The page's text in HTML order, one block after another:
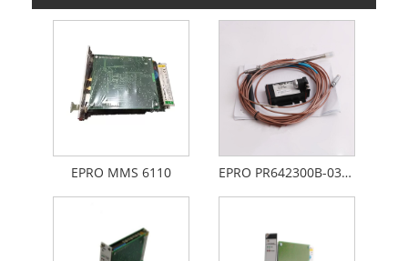
EPRO MMS 6110 EPRO PR642300B-030-CN CON021